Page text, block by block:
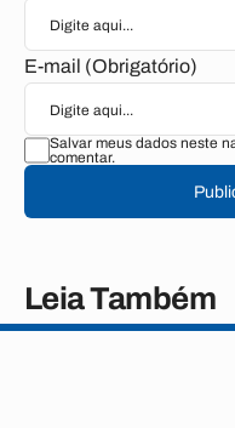
E-mail (Obrigatório)
Salvar meus dados neste
comentar.
Leia Também